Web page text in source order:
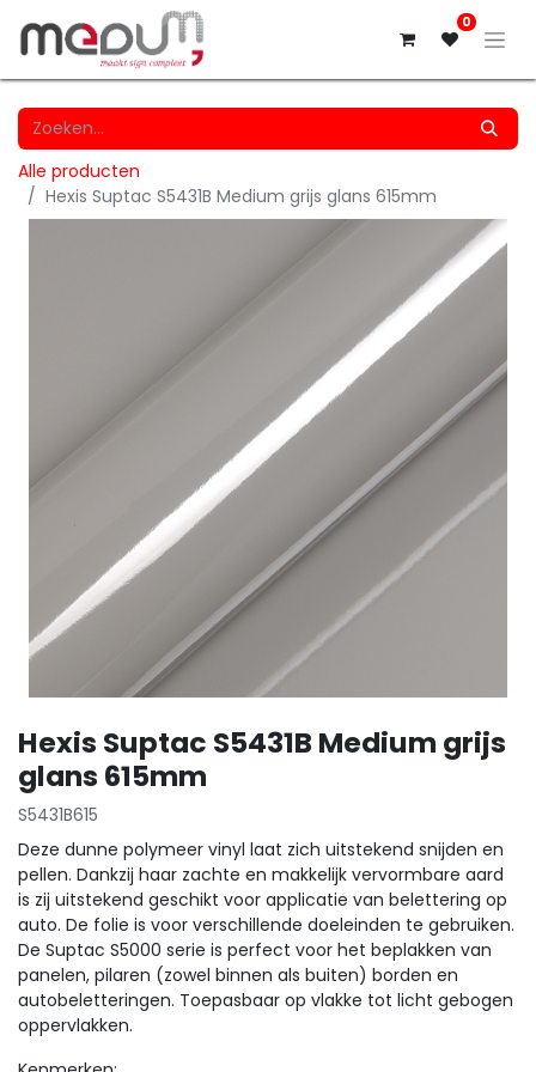
0
Alle producten
Hexis Suptac S5431B Medium grijs glans 615mm
Hexis Suptac S5431B Medium grijs
glans 615mm
S5431B615
Deze dunne polymeer vinyl laat zich uitstekend snijden en
pellen. Dankzij haar zachte en makkelijk vervormbare aard
is zij uitstekend geschikt voor applicatie van belettering op
auto. De folie is voor verschillende doeleinden te gebruiken.
De Suptac S5000 serie is perfect voor het beplakken van
panelen, pilaren (zowel binnen als buiten) borden en
autobeletteringen. Toepasbaar op vlakke tot licht gebogen
oppervlakken.